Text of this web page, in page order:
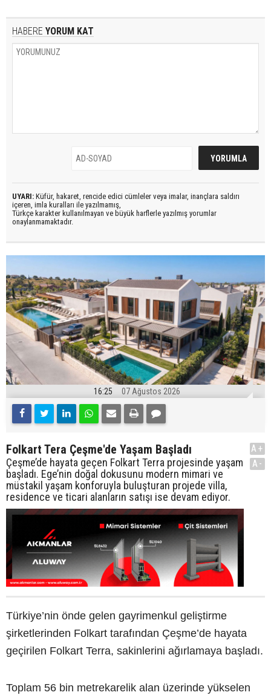
HABERE YORUM KAT
UYARI: Küfür, hakaret, rencide edici cümleler veya imalar, inançlara saldırı
içeren, imla kuralları ile yazılmamış,
Türkçe karakter kullanılmayan ve büyük harflerle yazılmış yorumlar
onaylanmamaktadır.
16:25 07 Ağustos 2026
Folkart Tera Çeşme'de Yaşam Başladı
Çeşme’de hayata geçen Folkart Terra projesinde yaşam
başladı. Ege’nin doğal dokusunu modern mimari ve
müstakil yaşam konforuyla buluşturan projede villa,
residence ve ticari alanların satışı ise devam ediyor.
A+
A-
Türkiye’nin önde gelen gayrimenkul geliştirme
şirketlerinden Folkart tarafından Çeşme’de hayata
geçirilen Folkart Terra, sakinlerini ağırlamaya başladı.
Toplam 56 bin metrekarelik alan üzerinde yükselen